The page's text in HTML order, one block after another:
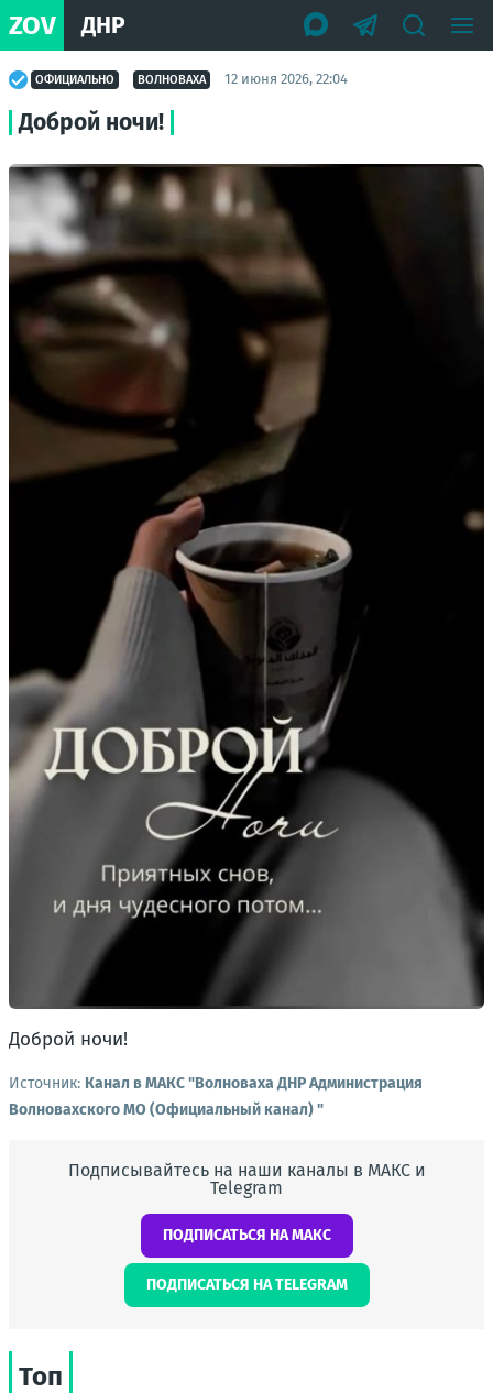
ZOV ДНР
ОФИЦИАЛЬНО ВОЛНОВАХА 12 июня 2026, 22:04
Доброй ночи!
Доброй ночи!
Источник: Канал в МАКС "Волноваха ДНР Администрация
Волновахского МО (Официальный канал) "
Подписывайтесь на наши каналы в МАКС и
Telegram
ПОДПИСАТЬСЯ НА МАКС
ПОДПИСАТЬСЯ НА TELEGRAM
Топ